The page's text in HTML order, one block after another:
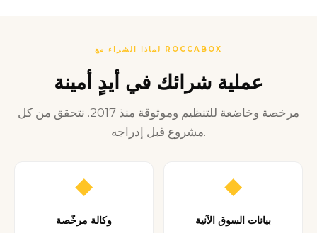
لماذا الشراء مع ROCCABOX
عملية شرائك في أيدٍ أمينة
مرخصة وخاضعة للتنظيم وموثوقة منذ 2017. نتحقق من كل
مشروع قبل إدراجه.
◆
وكالة مرخّصة
◆
بيانات السوق الآنية